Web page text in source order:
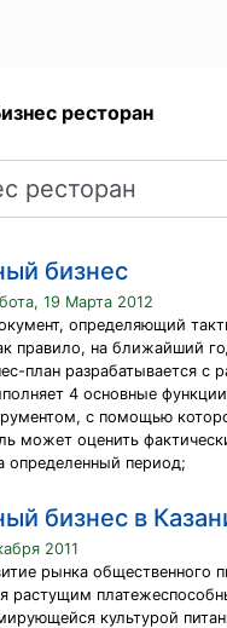
ресторан
бизнес
19 Марта 2012
определяющий
правило, на ближайший
план разрабатывается с
4 основные
с помощью
может оценить
определенный период;
бизнес в
2011
рынка общественного
растущим
культурой